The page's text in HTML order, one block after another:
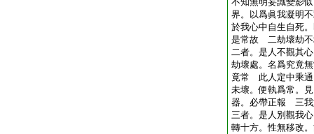
界。以爲眞我凝明
於我心中自生自死
是常故 二劫壞劫
二者。是人不觀其
劫壞處。名爲究竟
竟常 此人定中乘通
未壞。便執爲常。
器。必帶正報 三我
三者。是人別觀我
轉十方。性無移改